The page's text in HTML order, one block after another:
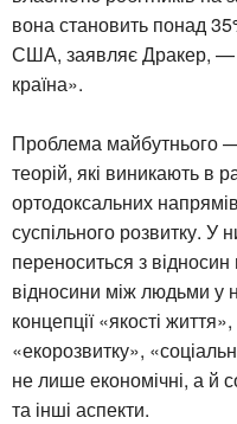
вона становить понад
США, заявляє Дракер, —
країна».
Проблема майбутнього —
теорій, які виникають в
ортодоксальних
суспільного розвитку. У
переноситься з
відносини між людьми
концепції «якості
«екорозвитку»,
не лише економічні, а й
та інші аспекти.